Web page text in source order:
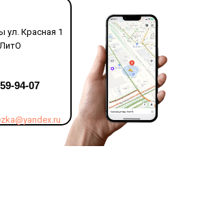
ул. Красная 1
94-07